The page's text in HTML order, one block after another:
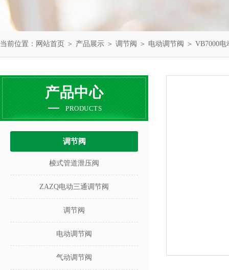
当前位置： 网站首页 ＞ 产品展示 ＞ 调节阀 ＞ 电动调节阀 ＞ VB7000
产品中心
PRODUCTS
调节阀
梭式管道泄压阀
ZAZQ电动三通调节阀
调节阀
电动调节阀
气动调节阀